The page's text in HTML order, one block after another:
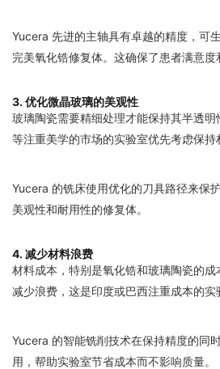
Yucera 先进的主轴具有卓越的精度，可
完美氧化锆修复体。这确保了患者满意度
3. 优化微晶玻璃的美观性
玻璃陶瓷需要精细处理才能保持其半透
等注重美学的市场的实验室优先考虑保持
Yucera 的铣床使用优化的刀具路径来保
美观性和耐用性的修复体。
4. 减少材料浪费
材料成本，特别是氧化锆和玻璃陶瓷的
减少浪费，这是印度或巴西注重成本的实
Yucera 的智能铣削技术在保持精度的同
用，帮助实验室节省成本而不影响质量。